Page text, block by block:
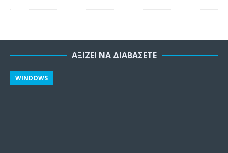
ΑΞΊΖΕΙ ΝΑ ΔΙΑΒΆΣΕΤΕ
WINDOWS